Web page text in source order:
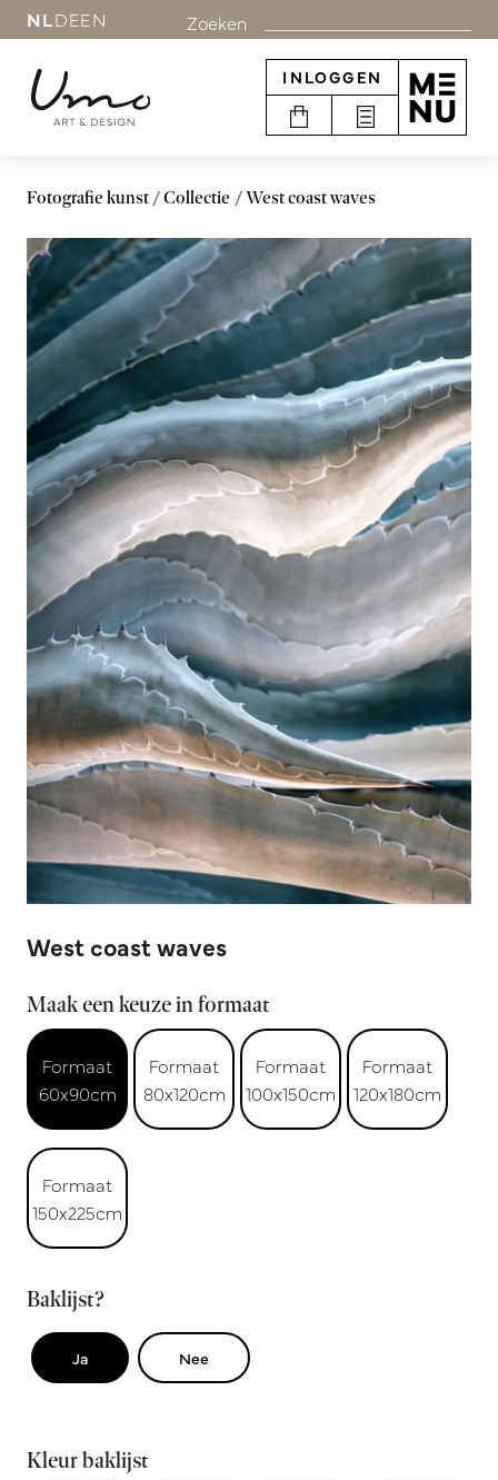
NLDEEN Zoeken
INLOGGEN
Fotografie kunst Collectie West coast waves
West coast waves
Maak een keuze in formaat
Formaat
60x90cm
Formaat
80x120cm
Formaat
100x150cm
Formaat
120x180cm
Formaat
150x225cm
Baklijst?
Ja Nee
Kleur baklijst